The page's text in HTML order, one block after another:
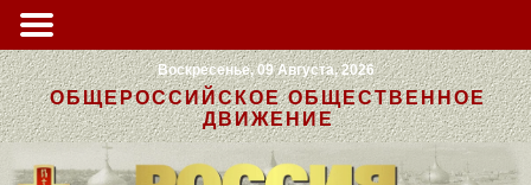
Воскресенье, 09 Августа, 2026
ОБЩЕРОССИЙСКОЕ ОБЩЕСТВЕННОЕ
ДВИЖЕНИЕ